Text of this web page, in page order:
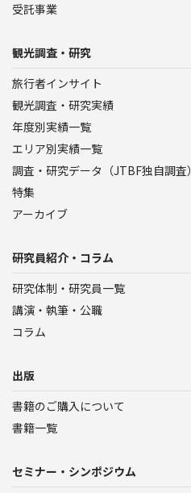
受託事業
観光調査・研究
旅行者インサイト
観光調査・研究実績
年度別実績一覧
エリア別実績一覧
調査・研究データ（JTBF独自調査）
特集
アーカイブ
研究員紹介・コラム
研究体制・研究員一覧
講演・執筆・公職
コラム
出版
書籍のご購入について
書籍一覧
セミナー・シンポジウム